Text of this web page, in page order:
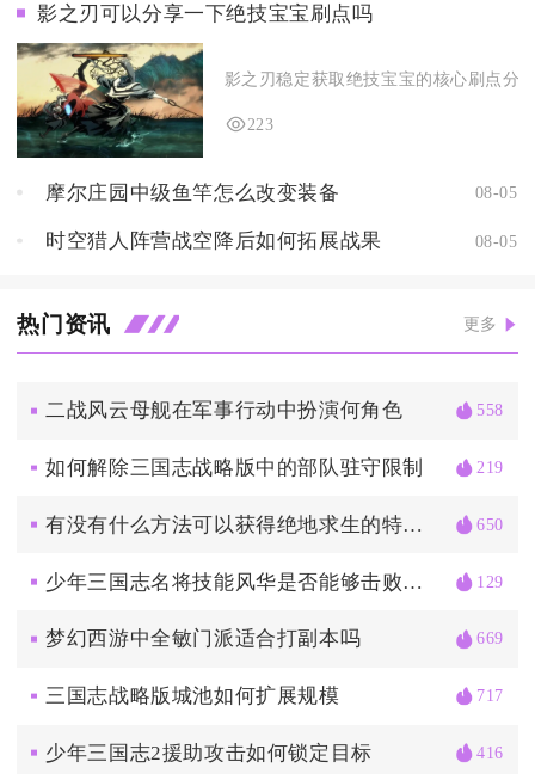
影之刃可以分享一下绝技宝宝刷点吗
影之刃稳定获取绝技宝宝的核心刷点分
223
摩尔庄园中级鱼竿怎么改变装备 08-05
时空猎人阵营战空降后如何拓展战果 08-05
热门资讯 更多
二战风云母舰在军事行动中扮演何角色 558
如何解除三国志战略版中的部队驻守限制 219
有没有什么方法可以获得绝地求生的特殊皮肤 650
少年三国志名将技能风华是否能够击败敌人 129
梦幻西游中全敏门派适合打副本吗 669
三国志战略版城池如何扩展规模 717
少年三国志2援助攻击如何锁定目标 416